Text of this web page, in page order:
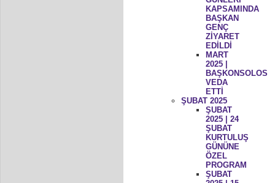
KAPSAMINDA
BAŞKAN
GENÇ
ZİYARET
EDİLDİ
MART
2025 |
BAŞKONSOLOS
VEDA
ETTİ
ŞUBAT 2025
ŞUBAT
2025 | 24
ŞUBAT
KURTULUŞ
GÜNÜNE
ÖZEL
PROGRAM
ŞUBAT